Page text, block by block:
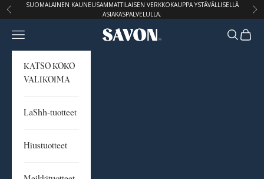
Siirry sisältöön
Edellinen
SUOMALAINEN KAUNEUSAMMATTILAISEN VERKKOKAUPPA YSTÄVÄLLISELLÄ
ASIAKASPALVELULLA.
STUDIO SAVON
Avaa navigointivalikko AvaaAvaa
KATSO KOKO
VALIKOIMA
LaShh-tuotteet
Hiustuotteet